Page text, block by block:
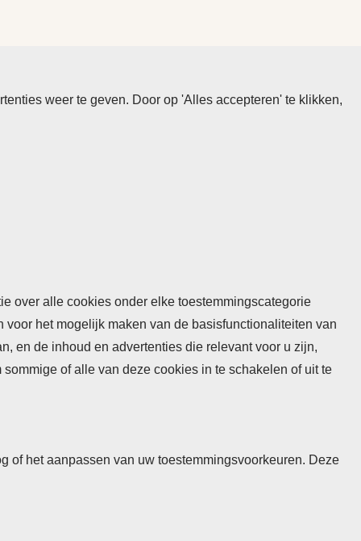
weer te geven. Door op 'Alles accepteren' te klikken,
over alle cookies onder elke toestemmingscategorie
het mogelijk maken van de basisfunctionaliteiten van
en de inhoud en advertenties die relevant voor u zijn,
of alle van deze cookies in te schakelen of uit te
of het aanpassen van uw toestemmingsvoorkeuren. Deze